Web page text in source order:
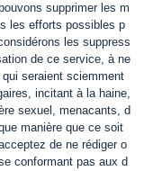
supprimer les m
les efforts possibles p
les suppress
de ce service, à ne
seraient sciemment
incitant à la haine,
sexuel, menacants, d
manière que ce soit
de ne rédiger o
conformant pas aux d